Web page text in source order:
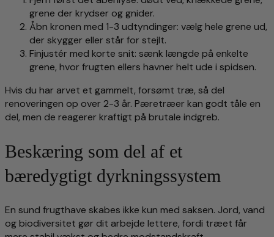
grene der krydser og gnider.
Åbn kronen med 1-3 udtyndinger: vælg hele grene ud,
der skygger eller står for stejlt.
Finjustér med korte snit: sænk længde på enkelte
grene, hvor frugten ellers havner helt ude i spidsen.
Hvis du har arvet et gammelt, forsømt træ, så del
renoveringen op over 2-3 år. Pæretræer kan godt tåle en
del, men de reagerer kraftigt på brutale indgreb.
Beskæring som del af et
bæredygtigt dyrkningssystem
En sund frugthave skabes ikke kun med saksen. Jord, vand
og biodiversitet gør dit arbejde lettere, fordi træet får